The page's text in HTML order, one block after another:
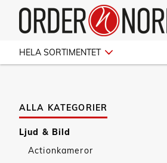
HELA SORTIMENTET
ALLA KATEGORIER
Ljud & Bild
Actionkameror